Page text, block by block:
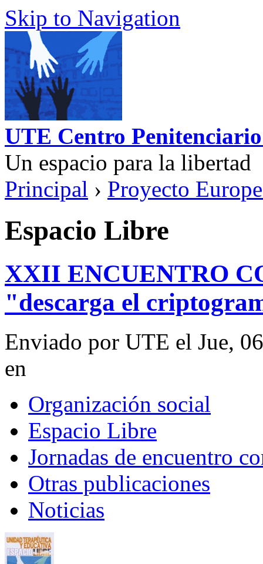
Skip to Navigation
UTE Centro
Un espacio para la libertad
Principal › Proyecto
Espacio Libre
XXII ENCUENTRO
"descarga el
Enviado por UTE el Jue,
en
Organización social
Espacio Libre
Jornadas de encuentro
Otras publicaciones
Noticias